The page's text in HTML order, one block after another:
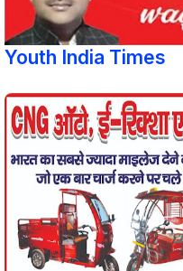
Youth India Times